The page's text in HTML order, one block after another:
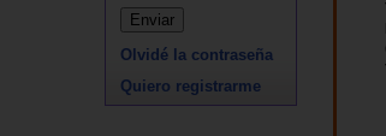
Olvidé la contraseña
Quiero registrarme